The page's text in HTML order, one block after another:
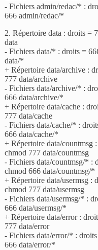
- Fichiers admin/redac/* :
666 admin/redac/*
2. Répertoire data : droits =
data
- Fichiers data/* : droits =
data/*
+ Répertoire data/archive :
777 data/archive
- Fichiers data/archive/* :
666 data/archive/*
+ Répertoire data/cache :
777 data/cache
- Fichiers data/cache/* :
666 data/cache/*
+ Répertoire data/
chmod 777 data/countmsg
- Fichiers data/countmsg/*
chmod 666 data/countmsg/*
+ Répertoire data/usermsg
chmod 777 data/usermsg
- Fichiers data/usermsg/* :
666 data/usermsg/*
+ Répertoire data/error :
777 data/error
- Fichiers data/error/* :
666 data/error/*